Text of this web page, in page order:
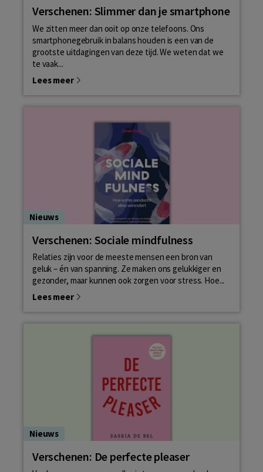
Verschenen: Slimmer dan je smartphone
We zitten meer dan ooit op onze telefoons. Ons
smartphonegebruik in balans houden is een van de
grootste uitdagingen van deze tijd. We weten dat we
te vaak...
Lees meer
Nieuws
Verschenen: Sociale mindfulness
Relaties zijn voor de meeste mensen een bron van
geluk – én van spanning. Ze maken ons gelukkiger en
gezonder, maar kunnen ook zorgen voor stress. Hoe...
Lees meer
Nieuws
Verschenen: De perfecte pleaser